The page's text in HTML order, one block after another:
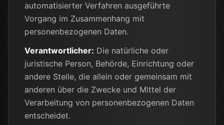
automatisierter Verfahren ausgeführte
Vorgang im Zusammenhang mit
personenbezogenen Daten.
Verantwortlicher: Die natürliche oder
juristische Person, Behörde, Einrichtung oder
andere Stelle, die allein oder gemeinsam mit
anderen über die Zwecke und Mittel der
Verarbeitung von personenbezogenen Daten
entscheidet.